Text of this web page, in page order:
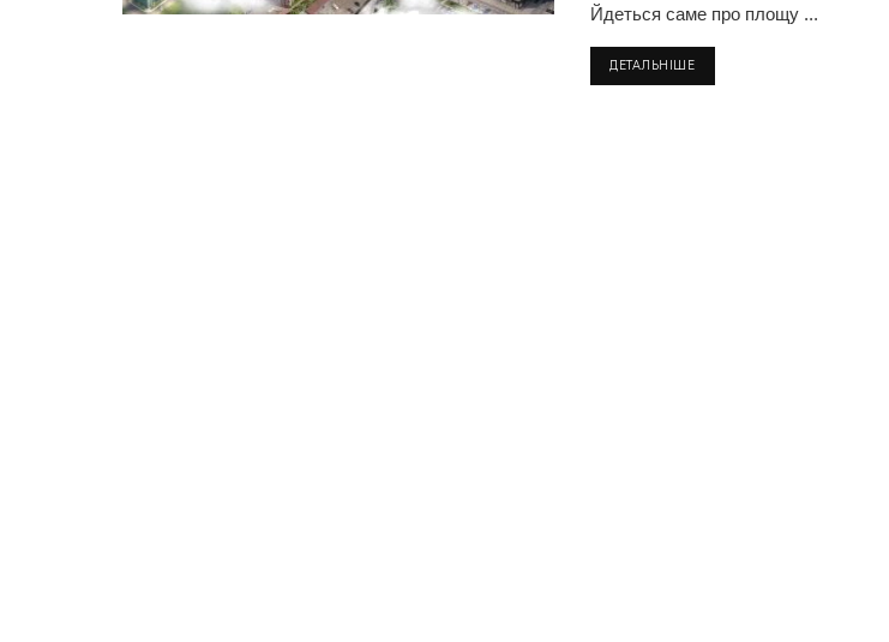
Йдеться саме про площу ...
ДЕТАЛЬНІШЕ